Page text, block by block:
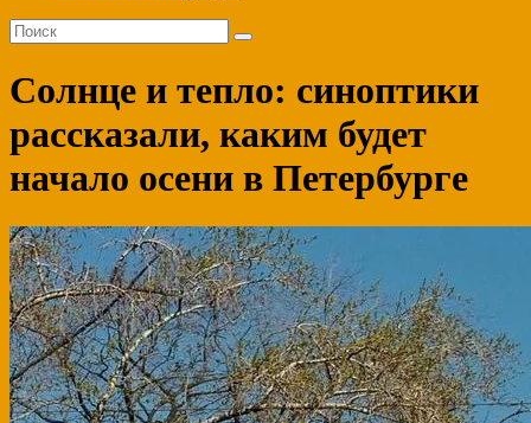
Солнце и тепло: синоптики
рассказали, каким будет
начало осени в Петербурге